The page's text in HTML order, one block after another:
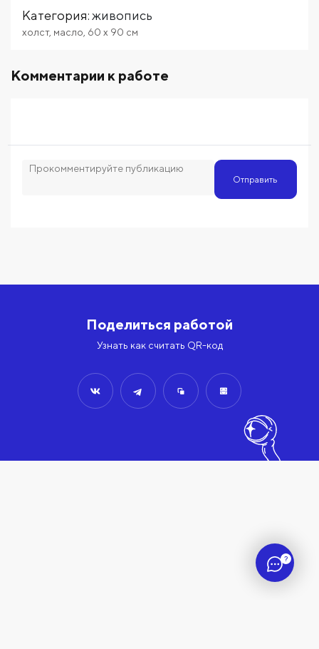
?
Категория:живопись
холст, масло 60 x 90 см
Комментарии к работе
Отправить
Поделиться работой
Узнать как считать QR-код